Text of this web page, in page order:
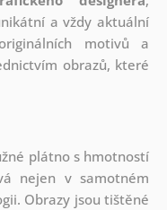
a vždy aktuální
motivů a
obrazů, které
plátno s hmotností
nejen v samotném
Obrazy jsou tištěné